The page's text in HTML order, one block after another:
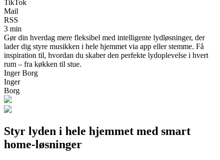
TikTok
Mail
RSS
3 min
Gør din hverdag mere fleksibel med intelligente lydløsninger, der
lader dig styre musikken i hele hjemmet via app eller stemme. Få
inspiration til, hvordan du skaber den perfekte lydoplevelse i hvert
rum – fra køkken til stue.
Inger Borg
Inger
Borg
Styr lyden i hele hjemmet med smart
home-løsninger